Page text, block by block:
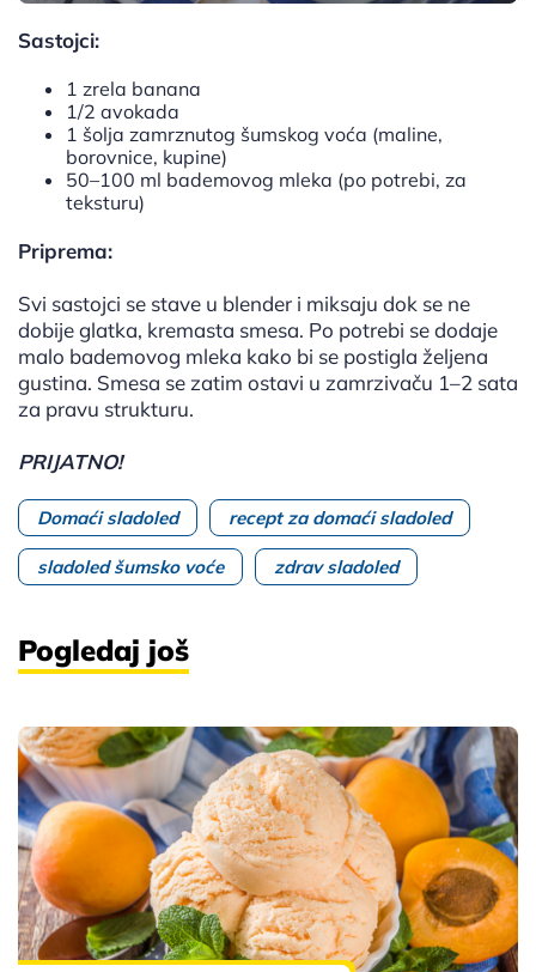
Sastojci:
1 zrela banana
1/2 avokada
1 šolja zamrznutog šumskog voća (maline,
borovnice, kupine)
50–100 ml bademovog mleka (po potrebi, za
teksturu)
Priprema:
Svi sastojci se stave u blender i miksaju dok se ne
dobije glatka, kremasta smesa. Po potrebi se dodaje
malo bademovog mleka kako bi se postigla željena
gustina. Smesa se zatim ostavi u zamrzivaču 1–2 sata
za pravu strukturu.
PRIJATNO!
Domaći sladoled recept za domaći sladoled
sladoled šumsko voće zdrav sladoled
Pogledaj još